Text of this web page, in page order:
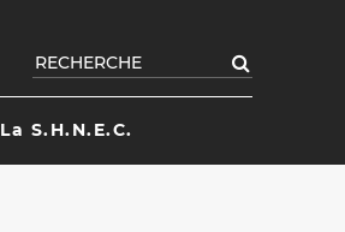
Rechercher
La S.H.N.E.C.